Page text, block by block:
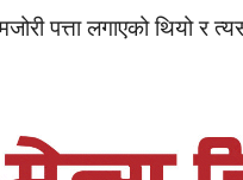
पत्ता लगाएको थियो र